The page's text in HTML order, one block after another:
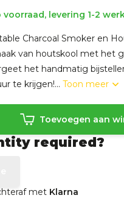
voorraad, levering 1-2
Charcoal Smoker en
van houtskool met het
het handmatig
te krijgen!...Toon meer
Toevoegen aan
required?
met Klarna